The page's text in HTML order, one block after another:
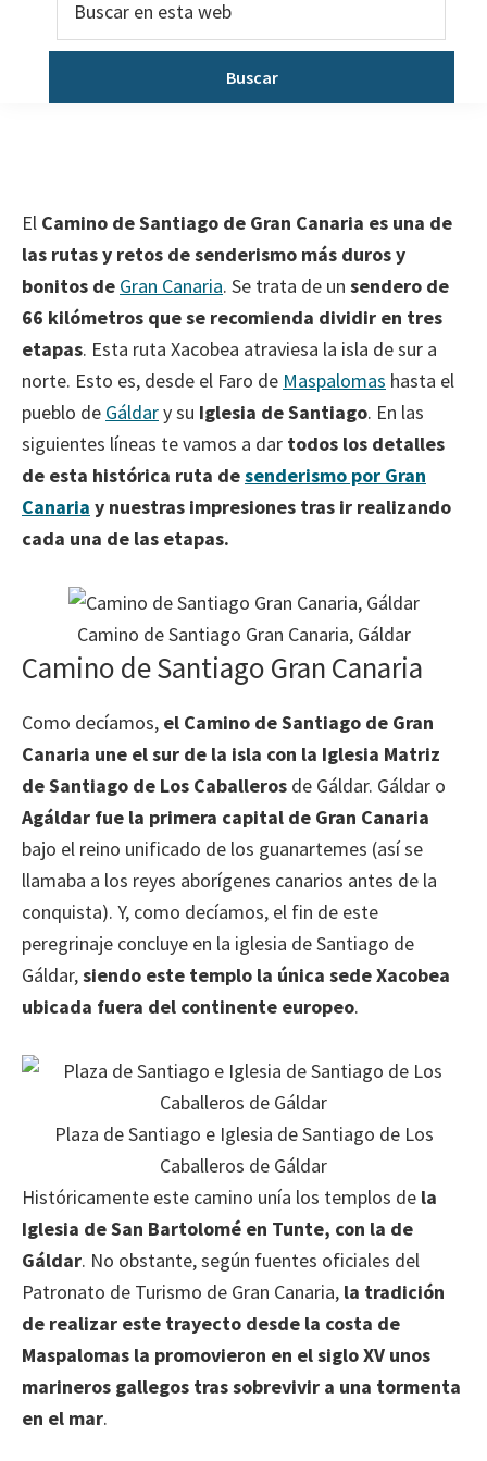
web
El Camino de Santiago de Gran Canaria es una de
las rutas y retos de senderismo más duros y
bonitos de Gran Canaria. Se trata de un sendero de
66 kilómetros que se recomienda dividir en tres
etapas. Esta ruta Xacobea atraviesa la isla de sur a
norte. Esto es, desde el Faro de Maspalomas hasta el
pueblo de Gáldary su Iglesia de Santiago. En las
siguientes líneas te vamos a dar todos los detalles
de esta histórica ruta desenderismo por Gran
Canaria y nuestras impresiones tras ir realizando
cada una de las etapas.
Camino de Santiago Gran Canaria, Gáldar
Camino de Santiago Gran Canaria
Como decíamos, el Camino de Santiago de Gran
Canaria une el sur de la isla con la Iglesia Matriz
de Santiago de Los Caballeros de Gáldar. Gáldar o
Agáldar fue la primera capital de Gran Canaria
bajo el reino unificado de los guanartemes (así se
llamaba a los reyes aborígenes canarios antes de la
conquista). Y, como decíamos, el fin de este
peregrinaje concluye en la iglesia de Santiago de
Gáldar,siendo este templo la única sede Xacobea
ubicada fuera del continente europeo.
Plaza de Santiago e Iglesia de Santiago de Los
Caballeros de Gáldar
Históricamente este camino unía los templos de la
Iglesia de San Bartolomé en Tunte, con la de
Gáldar. No obstante, según fuentes oficiales del
Patronato de Turismo de Gran Canaria, la tradición
de realizar este trayecto desde la costa de
Maspalomas la promovieron en el siglo XV unos
marineros gallegos tras sobrevivir a una tormenta
en el mar.